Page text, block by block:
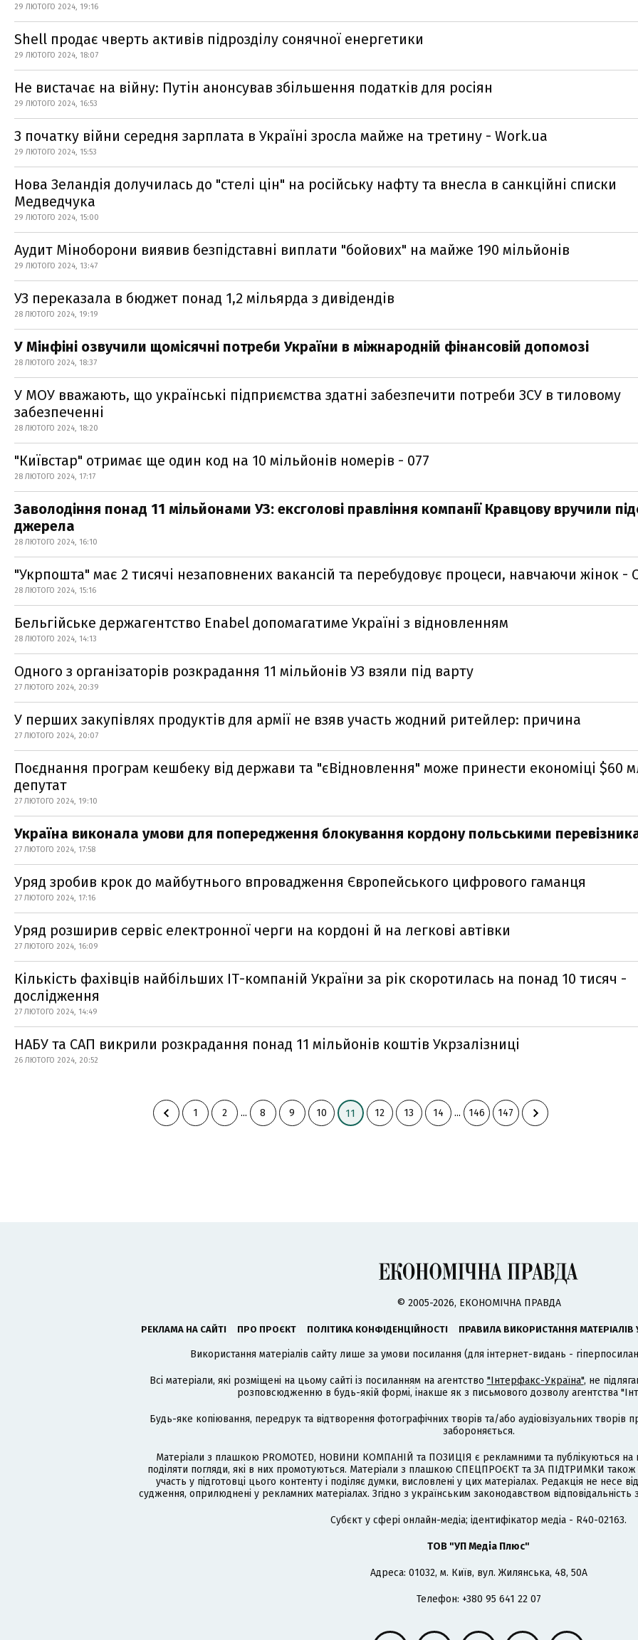
29 ЛЮТОГО 2024, 19:16
Shell продає чверть активів підрозділу сонячної енергетики
29 ЛЮТОГО 2024, 18:07
Не вистачає на війну: Путін анонсував збільшення податків для росіян
29 ЛЮТОГО 2024, 16:53
З початку війни середня зарплата в Україні зросла майже на третину - Work.ua
29 ЛЮТОГО 2024, 15:53
Нова Зеландія долучилась до "стелі цін" на російську нафту та внесла в санкційні списки
Медведчука
29 ЛЮТОГО 2024, 15:00
Аудит Міноборони виявив безпідставні виплати "бойових" на майже 190 мільйонів
29 ЛЮТОГО 2024, 13:47
УЗ переказала в бюджет понад 1,2 мільярда з дивідендів
28 ЛЮТОГО 2024, 19:19
У Мінфіні озвучили щомісячні потреби України в міжнародній фінансовій допомозі
28 ЛЮТОГО 2024, 18:37
У МОУ вважають, що українські підприємства здатні забезпечити потреби ЗСУ в тиловому
забезпеченні
28 ЛЮТОГО 2024, 18:20
"Київстар" отримає ще один код на 10 мільйонів номерів - 077
28 ЛЮТОГО 2024, 17:17
Заволодіння понад 11 мільйонами УЗ: ексголові правління компанії Кравцову вручили
джерела
28 ЛЮТОГО 2024, 16:10
"Укрпошта" має 2 тисячі незаповнених вакансій та перебудовує процеси, навчаючи жінок -
28 ЛЮТОГО 2024, 15:16
Бельгійське держагентство Enabel допомагатиме Україні з відновленням
28 ЛЮТОГО 2024, 14:13
Одного з організаторів розкрадання 11 мільйонів УЗ взяли під варту
27 ЛЮТОГО 2024, 20:39
У перших закупівлях продуктів для армії не взяв участь жодний ритейлер: причина
27 ЛЮТОГО 2024, 20:07
Поєднання програм кешбеку від держави та "єВідновлення" може принести економіці $60
депутат
27 ЛЮТОГО 2024, 19:10
Україна виконала умови для попередження блокування кордону польськими
27 ЛЮТОГО 2024, 17:58
Уряд зробив крок до майбутнього впровадження Європейського цифрового гаманця
27 ЛЮТОГО 2024, 17:16
Уряд розширив сервіс електронної черги на кордоні й на легкові автівки
27 ЛЮТОГО 2024, 16:09
Кількість фахівців найбільших ІТ-компаній України за рік скоротилась на понад 10 тисяч -
дослідження
27 ЛЮТОГО 2024, 14:49
НАБУ та САП викрили розкрадання понад 11 мільйонів коштів Укрзалізниці
26 ЛЮТОГО 2024, 20:52
1 2 ... 8 9 10 11 12 13 14 ... 146 147
© 2005-2026, ЕКОНОМІЧНА ПРАВДА
РЕКЛАМА НА САЙТІ ПРО ПРОЄКТ ПОЛІТИКА КОНФІДЕНЦІЙНОСТІ ПРАВИЛА ВИКОРИСТАННЯ МАТЕРІАЛІВ
Використання матеріалів сайту лише за умови посилання (для інтернет-видань -
Всі матеріали, які розміщені на цьому сайті із посиланням на агентство "Інтерфакс-Україна", не
розповсюдженню в будь-якій формі, інакше як з письмового дозволу агентства
Будь-яке копіювання, передрук та відтворення фотографічних творів та/або аудіовізуальних
забороняється.
Матеріали з плашкою PROMOTED, НОВИНИ КОМПАНІЙ та ПОЗИЦІЯ є рекламними та публікуються на
поділяти погляди, які в них промотуються. Матеріали з плашкою СПЕЦПРОЄКТ та ЗА ПІДТРИМКИ
участь у підготовці цього контенту і поділяє думки, висловлені у цих матеріалах. Редакція не несе
судження, оприлюднені у рекламних матеріалах. Згідно з українським законодавством
Cубєкт у сфері онлайн-медіа; ідентифікатор медіа - R40-02163.
ТОВ "УП Медіа Плюс"
Адреса: 01032, м. Київ, вул. Жилянська, 48, 50А
Телефон: +380 95 641 22 07